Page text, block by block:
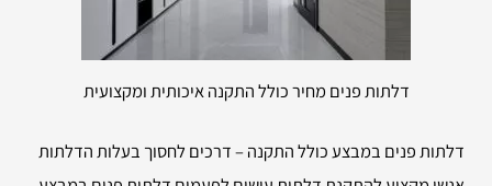
דלתות פנים מחיר כולל התקנה איכותית ומקצועית
דלתות פנים במבצע כולל התקנה – דרכים לחסוך בעלות הדלתות